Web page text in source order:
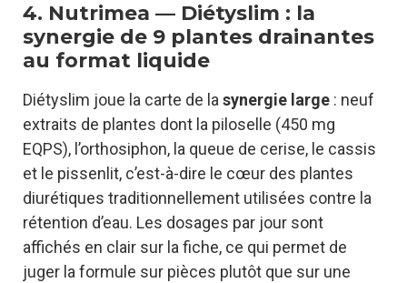
4. Nutrimea — Diétyslim : la
synergie de 9 plantes drainantes
au format liquide
Diétyslim joue la carte de lasynergie large : neuf
extraits de plantes dont la piloselle (450 mg
EQPS), l’orthosiphon, la queue de cerise, le cassis
et le pissenlit, c’est-à-dire le cœur des plantes
diurétiques traditionnellement utilisées contre la
rétention d’eau. Les dosages par jour sont
affichés en clair sur la fiche, ce qui permet de
juger la formule sur pièces plutôt que sur une